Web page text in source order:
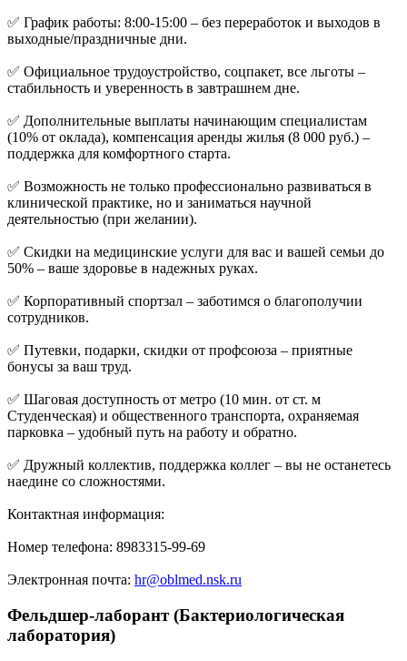
✅ График работы: 8:00-15:00 – без переработок и выходов в
выходные/праздничные дни.
✅ Официальное трудоустройство, соцпакет, все льготы –
стабильность и уверенность в завтрашнем дне.
✅ Дополнительные выплаты начинающим специалистам
(10% от оклада), компенсация аренды жилья (8 000 руб.) –
поддержка для комфортного старта.
✅ Возможность не только профессионально развиваться в
клинической практике, но и заниматься научной
деятельностью (при желании).
✅ Скидки на медицинские услуги для вас и вашей семьи до
50% – ваше здоровье в надежных руках.
✅ Корпоративный спортзал – заботимся о благополучии
сотрудников.
✅ Путевки, подарки, скидки от профсоюза – приятные
бонусы за ваш труд.
✅ Шаговая доступность от метро (10 мин. от ст. м
Студенческая) и общественного транспорта, охраняемая
парковка – удобный путь на работу и обратно.
✅ Дружный коллектив, поддержка коллег – вы не останетесь
наедине со сложностями.
Контактная информация:
Номер телефона: 8983315-99-69
Электронная почта: hr@oblmed.nsk.ru
Фельдшер-лаборант (Бактериологическая
лаборатория)